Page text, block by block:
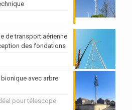
de transport aérienne
des fondations
avec arbre
pour télescope